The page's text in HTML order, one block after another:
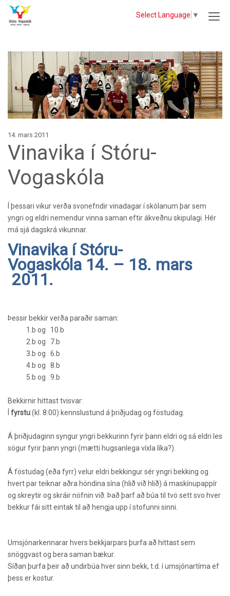
Select Language ▼
14. mars 2011
Vinavika í Stóru-
Vogaskóla
Í þessari vikur verða svonefndir vinadagar í skólanum þar sem
yngri og eldri nemendur vinna saman eftir ákveðnu skipulagi. Hér
má sjá dagskrá vikunnar.
Vinavika í Stóru-
Vogaskóla 14. – 18. mars
2011.
Þessir bekkir verða paraðir saman:
1.b og 10.b
2.b og 7.b
3.b og 6.b
4.b og 8.b
5.b og 9.b
Bekkirnir hittast tvisvar:
fyrstu(kl. 8:00) kennslustund á þriðjudag og föstudag.
Á þriðjudaginn syngur yngri bekkurinn fyrir þann eldri og sá eldri les
sögur fyrir þann yngri (mætti hugsanlega víxla líka?).
Á föstudag (eða fyrr) velur eldri bekkingur sér yngri bekking og
hvert par teiknar aðra höndina sína (hlið við hlið) á maskínupappír
og skreytir og skráir nöfnin við. Það þarf að búa til tvö sett svo hver
bekkur fái sitt eintak til að hengja upp í stofunni sinni.
Umsjónarkennarar hvers bekkjarpars þurfa að hittast sem
snöggvast og bera saman bækur.
Síðan þurfa þeir að undirbúa hver sinn bekk, t.d. í umsjónartíma ef
þess er kostur.